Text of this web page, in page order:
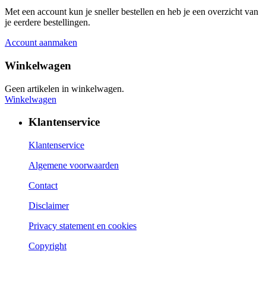
Met een account kun je sneller bestellen en heb je een overzicht van
je eerdere bestellingen.
Account aanmaken
Winkelwagen
Geen artikelen in winkelwagen.
Winkelwagen
Klantenservice
Klantenservice
Algemene voorwaarden
Contact
Disclaimer
Privacy statement en cookies
Copyright